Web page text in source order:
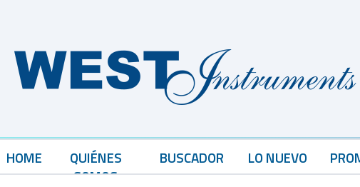
HOME
QUIÉNES
SOMOS
BUSCADOR LO NUEVO